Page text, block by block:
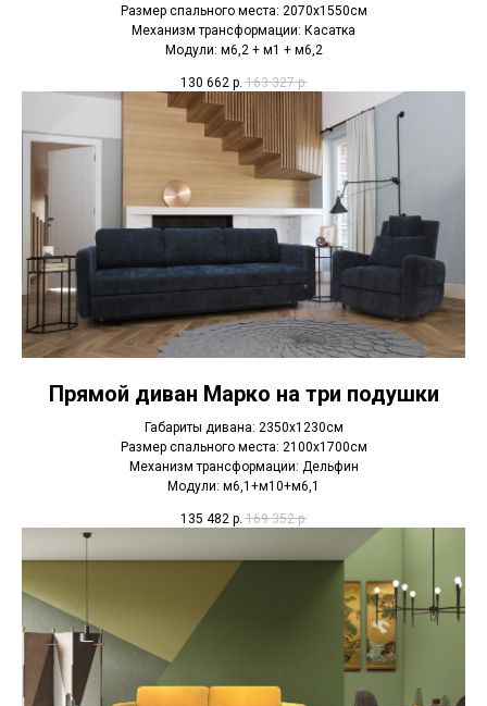
Размер спального места: 2070х1550см
Механизм трансформации: Касатка
Модули: м6,2 + м1 + м6,2
130 662 р. 163 327 р.
Прямой диван Марко на три подушки
Габариты дивана: 2350х1230см
Размер спального места: 2100х1700см
Механизм трансформации: Дельфин
Модули: м6,1+м10+м6,1
135 482 р. 169 352 р.